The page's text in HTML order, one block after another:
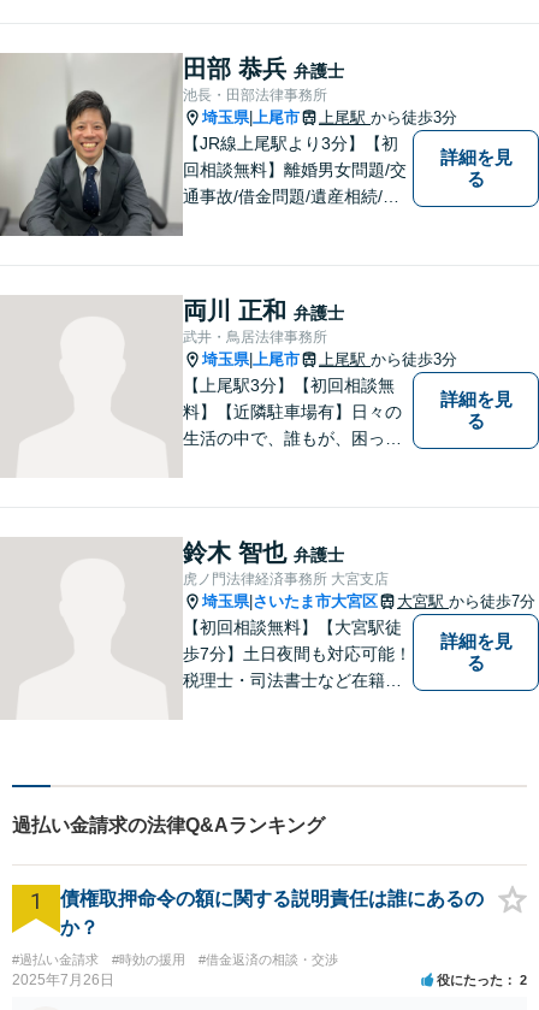
談ください【相続】税理士や
司法書士などと連携し、複雑
な案件も対応。【狭山市駅4
分】
田部 恭兵 弁護士
池長・田部法律事務所
埼玉県| 上尾市 上尾駅 から徒歩3分
【JR線上尾駅より3分】【初
回相談無料】離婚男女問題/交
通事故/借金問題/遺産相続/債
に無料相談を時間を区切らず
に設けております。ぜひ、お
気軽にご相談ください。
詳細を見
る
両川 正和 弁護士
武井・鳥居法律事務所
埼玉県| 上尾市 上尾駅 から徒歩3分
【上尾駅3分】【初回相談無
料】【近隣駐車場有】日々の
生活の中で、誰もが、困っ
なってしまうことがあると思
います。そんな時は、お気軽
に私にご相談ください。
詳細を見
る
鈴木 智也 弁護士
虎ノ門法律経済事務所 大宮支店
埼玉県| さいたま市大宮区 大宮駅 から徒歩7分
【初回相談無料】【大宮駅徒
歩7分】土日夜間も対応可能！
税理士・司法書士など在籍で
す。まずはご相談をお聞かせ
詳細を見
る
過払い金請求の法律Q&Aランキング
1
債権取押命令の額に関する説明責任は誰にあるの
か？
#過払い金請求 #時効の援用 #借金返済の相談・交渉
2025年7月26日 役にたった 2